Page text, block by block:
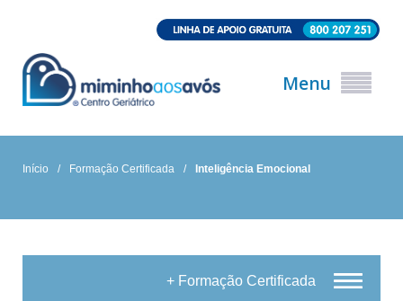
Menu
Início / Formação Certificada / Inteligência Emocional
+ Formação Certificada